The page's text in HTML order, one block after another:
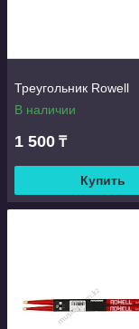
Треугольник Rowell
В наличии
1 500 ₸
Купить